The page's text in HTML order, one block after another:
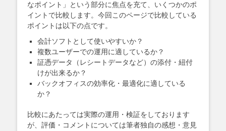
なポイント」という部分に焦点を充て、いくつかのポ
イントで比較します。今回このページで比較している
ポイントは以下の点です。
会計ソフトとして使いやすいか？
複数ユーザーでの運用に適しているか？
証憑データ（レシートデータなど）の添付・紐付
けが出来るか？
バックオフィスの効率化・最適化に適している
か？
比較にあたっては実際の運用・検証をしております
が、評価・コメントについては筆者独自の感想・意見